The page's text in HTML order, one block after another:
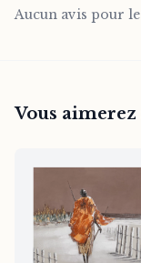
Compatibles
décoration
Aucun avis pour
Vous aimerez